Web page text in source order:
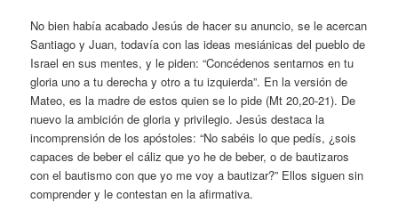
No bien había acabado Jesús de hacer su anuncio, se le acercan
Santiago y Juan, todavía con las ideas mesiánicas del pueblo de
Israel en sus mentes, y le piden: “Concédenos sentarnos en tu
gloria uno a tu derecha y otro a tu izquierda”. En la versión de
Mateo, es la madre de estos quien se lo pide (Mt 20,20-21). De
nuevo la ambición de gloria y privilegio. Jesús destaca la
incomprensión de los apóstoles: “No sabéis lo que pedís, ¿sois
capaces de beber el cáliz que yo he de beber, o de bautizaros
con el bautismo con que yo me voy a bautizar?” Ellos siguen sin
comprender y le contestan en la afirmativa.